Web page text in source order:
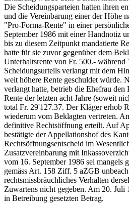
Die Scheidungsparteien hatten ihren
und die Vereinbarung einer der Höhe
"Pro-Forma-Rente" in einer
September 1986 mit einer Handnotiz
bis zu diesem Zeitpunkt mandatierte
hatte für sie zuvor gegenüber dem
Unterhaltsrente von Fr. 500.- während
Scheidungsurteils verlangt mit dem
weit höhere Rente geschuldet würde.
verlangt hatte, betrieb die Ehefrau
Rente der letzten acht Jahre (soweit
total Fr. 29'127.37. Der Kläger erhob
wiederum vom Beklagten vertreten.
definitive Rechtsöffnung erteilt. Auf
bestätigte der Appellationshof des
Rechtsöffnungsentscheid im
Zusatzvereinbarung mit
vom 16. September 1986 sei mangels
gemäss Art. 158 Ziff. 5 aZGB
rechtsmissbräuchliches Verhalten
Zuwartens nicht gegeben. Am 20. Juli
in Betreibung gesetzten Betrag.